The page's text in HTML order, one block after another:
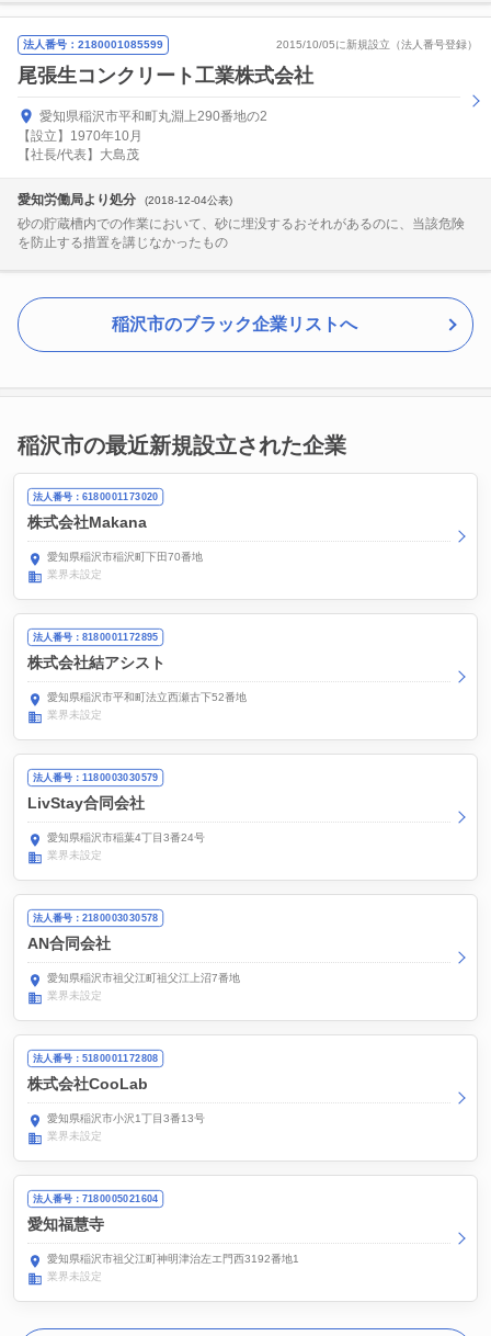
法人番号：2180001085599 2015/10/05に新規設立（法人番号登録）
尾張生コンクリート工業株式会社
愛知県稲沢市平和町丸淵上290番地の2
【設立】1970年10月
【社長/代表】大島茂
愛知労働局より処分 (2018-12-04公表)
砂の貯蔵槽内での作業において、砂に埋没するおそれがあるのに、当該危険
を防止する措置を講じなかったもの
稲沢市のブラック企業リストへ
稲沢市の最近新規設立された企業
法人番号：6180001173020
株式会社Makana
愛知県稲沢市稲沢町下田70番地
業界未設定
法人番号：8180001172895
株式会社結アシスト
愛知県稲沢市平和町法立西瀬古下52番地
業界未設定
法人番号：1180003030579
LivStay合同会社
愛知県稲沢市稲葉4丁目3番24号
業界未設定
法人番号：2180003030578
AN合同会社
愛知県稲沢市祖父江町祖父江上沼7番地
業界未設定
法人番号：5180001172808
株式会社CooLab
愛知県稲沢市小沢1丁目3番13号
業界未設定
法人番号：7180005021604
愛知福慧寺
愛知県稲沢市祖父江町神明津治左エ門西3192番地1
業界未設定